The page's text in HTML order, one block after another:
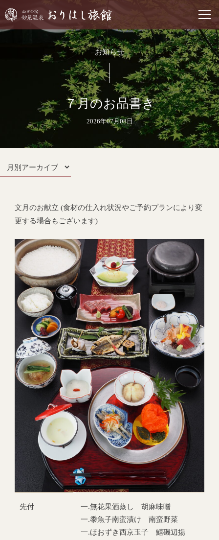
お知らせ
７月のお品書き
2026年07月08日
文月のお献立 (食材の仕入れ状況やご予約プランにより変
更する場合もございます)
先付
一.無花果酒蒸し 胡麻味噌
一.黍魚子南蛮漬け 南蛮野菜
一.ほおずき西京玉子 鱚磯辺揚